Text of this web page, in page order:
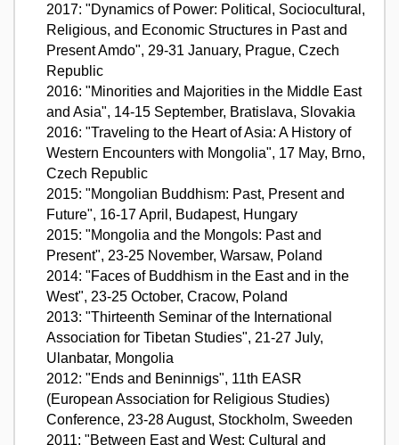
2017: "Dynamics of Power: Political, Sociocultural,
Religious, and Economic Structures in Past and
Present Amdo", 29-31 January, Prague, Czech
Republic
2016: "Minorities and Majorities in the Middle East
and Asia", 14-15 September, Bratislava, Slovakia
2016: "Traveling to the Heart of Asia: A History of
Western Encounters with Mongolia", 17 May, Brno,
Czech Republic
2015: "Mongolian Buddhism: Past, Present and
Future", 16-17 April, Budapest, Hungary
2015: "Mongolia and the Mongols: Past and
Present", 23-25 November, Warsaw, Poland
2014: "Faces of Buddhism in the East and in the
West", 23-25 October, Cracow, Poland
2013: "Thirteenth Seminar of the International
Association for Tibetan Studies", 21-27 July,
Ulanbatar, Mongolia
2012: "Ends and Beninnigs", 11th EASR
(European Association for Religious Studies)
Conference, 23-28 August, Stockholm, Sweeden
2011: "Between East and West: Cultural and